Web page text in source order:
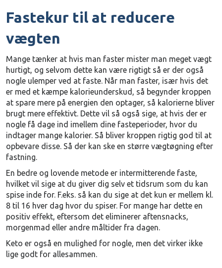
Fastekur til at reducere
vægten
Mange tænker at hvis man faster mister man meget vægt
hurtigt, og selvom dette kan være rigtigt så er der også
nogle ulemper ved at faste. Når man faster, især hvis det
er med et kæmpe kalorieunderskud, så begynder kroppen
at spare mere på energien den optager, så kalorierne bliver
brugt mere effektivt. Dette vil så også sige, at hvis der er
nogle få dage ind imellem dine fasteperioder, hvor du
indtager mange kalorier. Så bliver kroppen rigtig god til at
opbevare disse. Så der kan ske en større vægtøgning efter
fastning.
En bedre og lovende metode er intermitterende faste,
hvilket vil sige at du giver dig selv et tidsrum som du kan
spise inde for. F.eks. så kan du sige at det kun er mellem kl.
8 til 16 hver dag hvor du spiser. For mange har dette en
positiv effekt, eftersom det eliminerer aftensnacks,
morgenmad eller andre måltider fra dagen.
Keto er også en mulighed for nogle, men det virker ikke
lige godt for allesammen.